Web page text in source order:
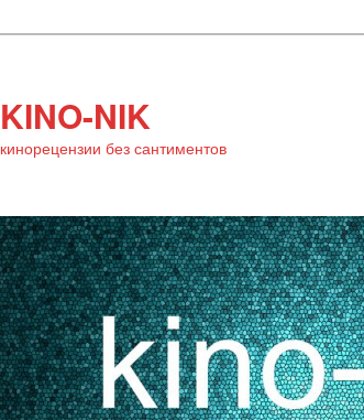
KINO-NIK
кинорецензии без сантиментов